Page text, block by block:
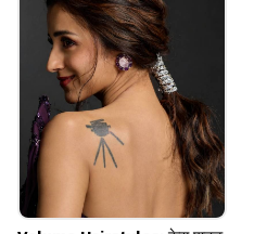
खूप आरामदायक असतं आणि
Image credits: pinterest